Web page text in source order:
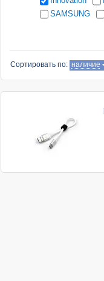
SAMSUNG
Сортировать по: наличие